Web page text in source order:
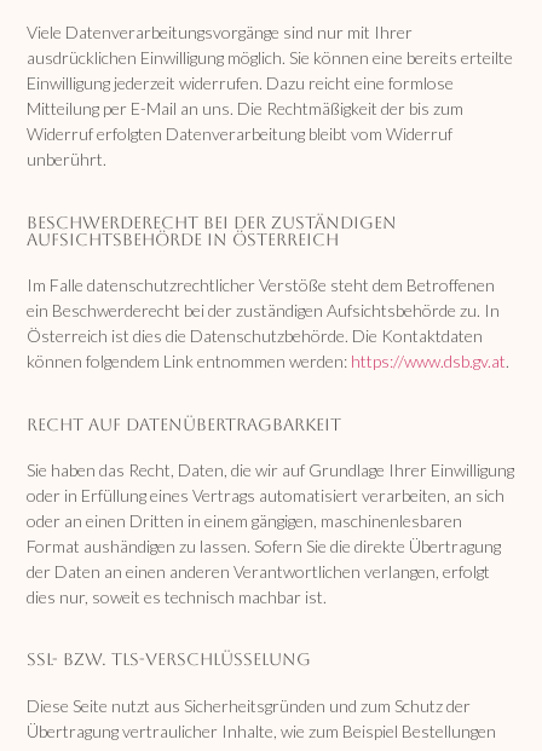
Viele Datenverarbeitungsvorgänge sind nur mit Ihrer
ausdrücklichen Einwilligung möglich. Sie können eine bereits erteilte
Einwilligung jederzeit widerrufen. Dazu reicht eine formlose
Mitteilung per E-Mail an uns. Die Rechtmäßigkeit der bis zum
Widerruf erfolgten Datenverarbeitung bleibt vom Widerruf
unberührt.
Beschwerderecht bei der zuständigen
Aufsichtsbehörde in Österreich
Im Falle datenschutzrechtlicher Verstöße steht dem Betroffenen
ein Beschwerderecht bei der zuständigen Aufsichtsbehörde zu. In
Österreich ist dies die Datenschutzbehörde. Die Kontaktdaten
können folgendem Link entnommen werden: https://www.dsb.gv.at.
Recht auf Datenübertragbarkeit
Sie haben das Recht, Daten, die wir auf Grundlage Ihrer Einwilligung
oder in Erfüllung eines Vertrags automatisiert verarbeiten, an sich
oder an einen Dritten in einem gängigen, maschinenlesbaren
Format aushändigen zu lassen. Sofern Sie die direkte Übertragung
der Daten an einen anderen Verantwortlichen verlangen, erfolgt
dies nur, soweit es technisch machbar ist.
SSL- bzw. TLS-Verschlüsselung
Diese Seite nutzt aus Sicherheitsgründen und zum Schutz der
Übertragung vertraulicher Inhalte, wie zum Beispiel Bestellungen